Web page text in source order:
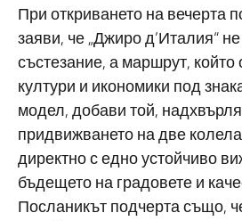
При откриването на вечерта
заяви, че „Джиро д’Италия“
състезание, а маршрут,
култури и икономики под
модел, добави той,
придвижването на две
директно с едно устойчиво
бъдещето на градовете и
Посланикът подчерта също,